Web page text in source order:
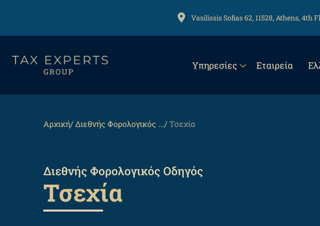
κυρίως
ADDRESS
Vasilissis Sofias 62, 11528, Athens, 4th
navigation
Υπηρεσίες Εταιρεία
Breadcrumb
Αρχική Διεθνής Φορολογικός ... Τσεχία
Διεθνής Φορολογικός Οδηγός
Τσεχία